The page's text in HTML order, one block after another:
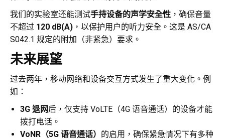
我们的实验室还能测试手持设备的声学安全性 ，确保音量
不超过 120 dB(A) ，以保护用户的听力安全。这是 AS/CA
S042.1 规定的附加（非紧急）要求。
未来展望
过去两年，移动网络和设备交互方式发生了重大变化。例
如：
3G 退网后，仅支持 VoLTE（4G 语音通话）的设备才能
拨打电话。
VoNR（5G 语音通话） 的启用，确保紧急情况下有多种